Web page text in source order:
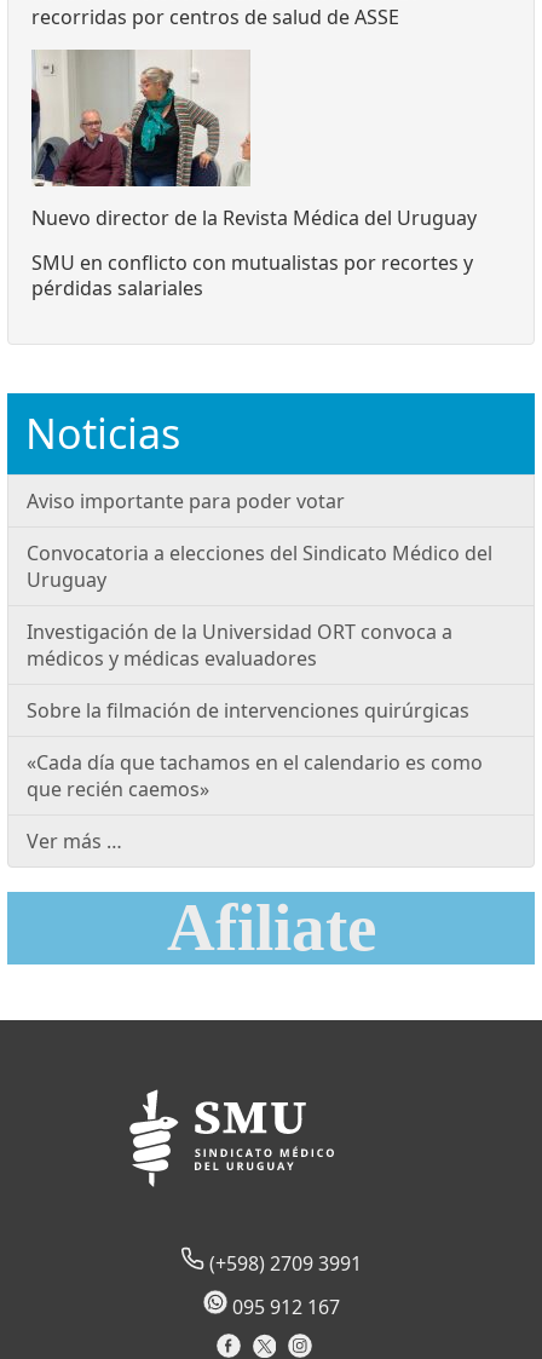
recorridas por centros de salud de ASSE
Nuevo director de la Revista Médica del Uruguay
SMU en conflicto con mutualistas por recortes y
pérdidas salariales
Noticias
Aviso importante para poder votar
Convocatoria a elecciones del Sindicato Médico del
Uruguay
Investigación de la Universidad ORT convoca a
médicos y médicas evaluadores
Sobre la filmación de intervenciones quirúrgicas
«Cada día que tachamos en el calendario es como
que recién caemos»
Ver más …
Afiliate
(+598) 2709 3991
095 912 167